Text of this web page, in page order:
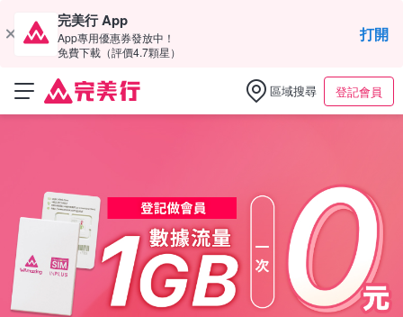
完美行 App
App專用優惠券發放中！
免費下載（評價4.7顆星）
打開
區域搜尋 登記會員